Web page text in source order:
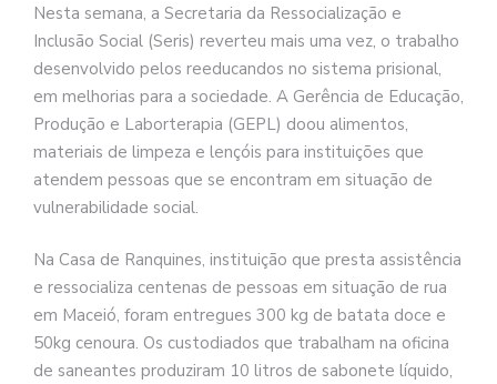
Nesta semana, a Secretaria da Ressocialização e
Inclusão Social (Seris) reverteu mais uma vez, o trabalho
desenvolvido pelos reeducandos no sistema prisional,
em melhorias para a sociedade. A Gerência de Educação,
Produção e Laborterapia (GEPL) doou alimentos,
materiais de limpeza e lençóis para instituições que
atendem pessoas que se encontram em situação de
vulnerabilidade social.
Na Casa de Ranquines, instituição que presta assistência
e ressocializa centenas de pessoas em situação de rua
em Maceió, foram entregues 300 kg de batata doce e
50kg cenoura. Os custodiados que trabalham na oficina
de saneantes produziram 10 litros de sabonete líquido,